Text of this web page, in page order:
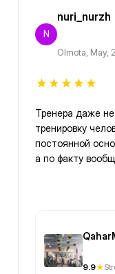
N
nuri_nurzh
Olmota, May,
Тренера даже
тренировку
постоянной
а по факту
9.9